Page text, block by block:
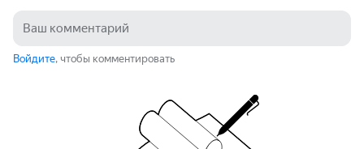
Войдите, чтобы комментировать